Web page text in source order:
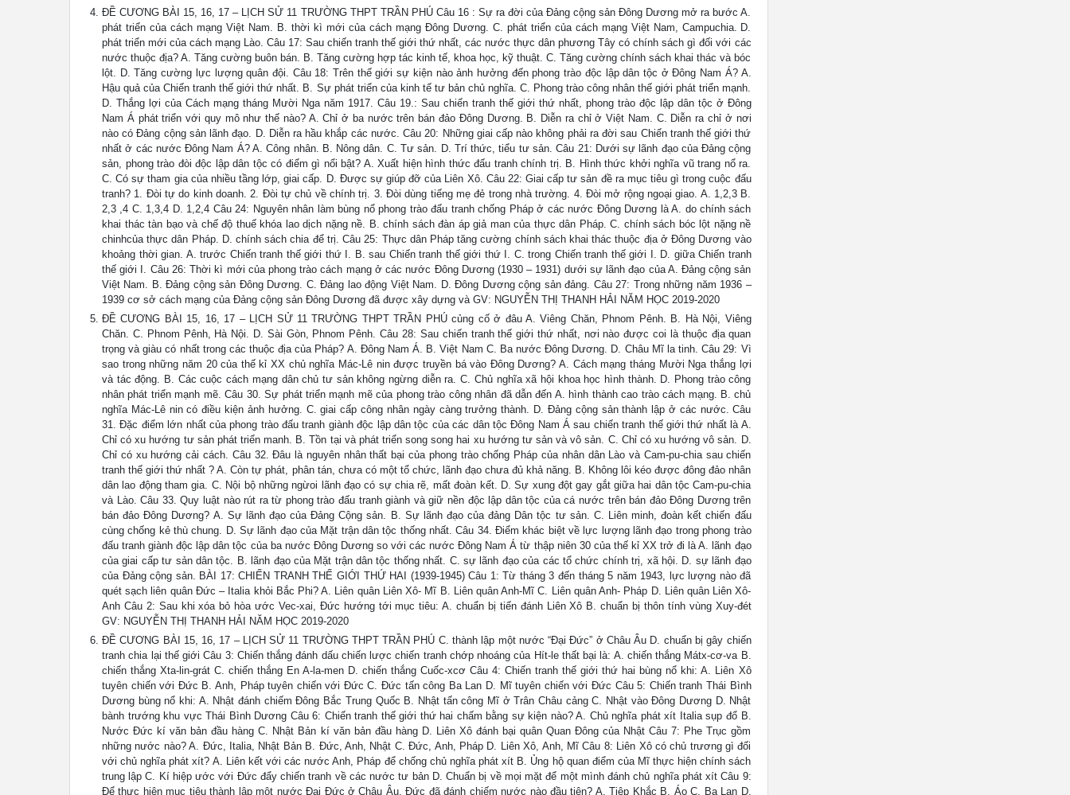
ĐỀ CƯƠNG BÀI 15, 16, 17 – LỊCH SỬ 11 TRƯỜNG THPT TRẦN PHÚ Câu 16 : Sự ra đời của Đảng cộng sản Đông Dương mở ra bước A.
phát triển của cách mạng Việt Nam. B. thời kì mới của cách mạng Đông Dương. C. phát triển của cách mạng Việt Nam, Campuchia. D.
phát triển mới của cách mạng Lào. Câu 17: Sau chiến tranh thế giới thứ nhất, các nước thực dân phương Tây có chính sách gì đối với các
nước thuộc địa? A. Tăng cường buôn bán. B. Tăng cường hợp tác kinh tế, khoa học, kỹ thuật. C. Tăng cường chính sách khai thác và bóc
lột. D. Tăng cường lực lượng quân đội. Câu 18: Trên thế giới sự kiện nào ảnh hưởng đến phong trào độc lập dân tộc ở Đông Nam Á? A.
Hậu quả của Chiến tranh thế giới thứ nhất. B. Sự phát triển của kinh tế tư bản chủ nghĩa. C. Phong trào công nhân thế giới phát triển mạnh.
D. Thắng lợi của Cách mạng tháng Mười Nga năm 1917. Câu 19.: Sau chiến tranh thế giới thứ nhất, phong trào độc lập dân tộc ở Đông
Nam Á phát triển với quy mô như thế nào? A. Chỉ ở ba nước trên bán đảo Đông Dương. B. Diễn ra chỉ ở Việt Nam. C. Diễn ra chỉ ở nơi
nào có Đảng cộng sản lãnh đạo. D. Diễn ra hầu khắp các nước. Câu 20: Những giai cấp nào không phải ra đời sau Chiến tranh thế giới thứ
nhất ở các nước Đông Nam Á? A. Công nhân. B. Nông dân. C. Tư sản. D. Trí thức, tiểu tư sản. Câu 21: Dưới sự lãnh đạo của Đảng cộng
sản, phong trào đòi độc lập dân tộc có điểm gì nổi bật? A. Xuất hiện hình thức đấu tranh chính trị. B. Hình thức khởi nghĩa vũ trang nổ ra.
C. Có sự tham gia của nhiều tầng lớp, giai cấp. D. Được sự giúp đỡ của Liên Xô. Câu 22: Giai cấp tư sản đề ra mục tiêu gì trong cuộc đấu
tranh? 1. Đòi tự do kinh doanh. 2. Đòi tự chủ về chính trị. 3. Đòi dùng tiếng mẹ đẻ trong nhà trường. 4. Đòi mở rộng ngoại giao. A. 1,2,3 B.
2,3 ,4 C. 1,3,4 D. 1,2,4 Câu 24: Nguyên nhân làm bùng nổ phong trào đấu tranh chống Pháp ở các nước Đông Dương là A. do chính sách
khai thác tàn bạo và chế độ thuế khóa lao dịch nặng nề. B. chính sách đàn áp giả man của thực dân Pháp. C. chính sách bóc lột nặng nề
chinhcủa thực dân Pháp. D. chính sách chia để trị. Câu 25: Thực dân Pháp tăng cường chính sách khai thác thuộc địa ở Đông Dương vào
khoảng thời gian. A. trước Chiến tranh thế giới thứ I. B. sau Chiến tranh thế giới thứ I. C. trong Chiến tranh thế giới I. D. giữa Chiến tranh
thế giới I. Câu 26: Thời kì mới của phong trào cách mạng ở các nước Đông Dương (1930 – 1931) dưới sự lãnh đạo của A. Đảng cộng sản
Việt Nam. B. Đảng cộng sản Đông Dương. C. Đảng lao động Việt Nam. D. Đông Dương cộng sản đảng. Câu 27: Trong những năm 1936 –
1939 cơ sở cách mạng của Đảng cộng sản Đông Dương đã được xây dựng và GV: NGUYỄN THỊ THANH HẢI NĂM HỌC 2019-2020
ĐỀ CƯƠNG BÀI 15, 16, 17 – LỊCH SỬ 11 TRƯỜNG THPT TRẦN PHÚ củng cố ở đâu A. Viêng Chăn, Phnom Pênh. B. Hà Nội, Viêng
Chăn. C. Phnom Pênh, Hà Nội. D. Sài Gòn, Phnom Pênh. Câu 28: Sau chiến tranh thế giới thứ nhất, nơi nào được coi là thuộc địa quan
trọng và giàu có nhất trong các thuộc địa của Pháp? A. Đông Nam Á. B. Việt Nam C. Ba nước Đông Dương. D. Châu Mĩ la tinh. Câu 29: Vì
sao trong những năm 20 của thế kỉ XX chủ nghĩa Mác-Lê nin được truyền bá vào Đông Dương? A. Cách mạng tháng Mười Nga thắng lợi
và tác động. B. Các cuộc cách mạng dân chủ tư sản không ngừng diễn ra. C. Chủ nghĩa xã hội khoa học hình thành. D. Phong trào công
nhân phát triển mạnh mẽ. Câu 30. Sự phát triển mạnh mẽ của phong trào công nhân đã dẫn đến A. hình thành cao trào cách mạng. B. chủ
nghĩa Mác-Lê nin có điều kiện ảnh hưởng. C. giai cấp công nhân ngày càng trưởng thành. D. Đảng cộng sản thành lập ở các nước. Câu
31. Đặc điểm lớn nhất của phong trào đấu tranh giành độc lập dân tộc của các dân tộc Đông Nam Á sau chiến tranh thế giới thứ nhất là A.
Chỉ có xu hướng tư sản phát triển manh. B. Tồn tại và phát triển song song hai xu hướng tư sản và vô sản. C. Chỉ có xu hướng vô sản. D.
Chỉ có xu hướng cải cách. Câu 32. Đâu là nguyên nhân thất bại của phong trào chống Pháp của nhân dân Lào và Cam-pu-chia sau chiến
tranh thế giới thứ nhất ? A. Còn tự phát, phân tán, chưa có một tổ chức, lãnh đạo chưa đủ khả năng. B. Không lôi kéo được đông đảo nhân
dân lao động tham gia. C. Nội bộ những ngừoi lãnh đạo có sự chia rẽ, mất đoàn kết. D. Sự xung đột gay gắt giữa hai dân tộc Cam-pu-chia
và Lào. Câu 33. Quy luật nào rút ra từ phong trào đấu tranh giành và giữ nền độc lập dân tộc của cá nước trên bán đảo Đông Dương trên
bán đảo Đông Dương? A. Sự lãnh đạo của Đảng Cộng sản. B. Sự lãnh đạo của đảng Dân tộc tư sản. C. Liên minh, đoàn kết chiến đấu
cùng chống kẻ thù chung. D. Sự lãnh đạo của Mặt trận dân tộc thống nhất. Câu 34. Điểm khác biệt về lực lượng lãnh đạo trong phong trào
đấu tranh giành độc lập dân tộc của ba nước Đông Dương so với các nước Đông Nam Á từ thập niên 30 của thế kỉ XX trở đi là A. lãnh đạo
của giai cấp tư sản dân tộc. B. lãnh đạo của Mặt trận dân tộc thống nhất. C. sự lãnh đạo của các tổ chức chính trị, xã hội. D. sự lãnh đạo
của Đảng cộng sản. BÀI 17: CHIẾN TRANH THẾ GIỚI THỨ HAI (1939-1945) Câu 1: Từ tháng 3 đến tháng 5 năm 1943, lực lượng nào đã
quét sạch liên quân Đức – Italia khỏi Bắc Phi? A. Liên quân Liên Xô- Mĩ B. Liên quân Anh-Mĩ C. Liên quân Anh- Pháp D. Liên quân Liên Xô-
Anh Câu 2: Sau khi xóa bỏ hòa ước Vec-xai, Đức hướng tới mục tiêu: A. chuẩn bị tiến đánh Liên Xô B. chuẩn bị thôn tính vùng Xuy-đét
GV: NGUYỄN THỊ THANH HẢI NĂM HỌC 2019-2020
ĐỀ CƯƠNG BÀI 15, 16, 17 – LỊCH SỬ 11 TRƯỜNG THPT TRẦN PHÚ C. thành lập một nước “Đại Đức” ở Châu Âu D. chuẩn bị gây chiến
tranh chia lại thế giới Câu 3: Chiến thắng đánh dấu chiến lược chiến tranh chớp nhoáng của Hít-le thất bại là: A. chiến thắng Mátx-cơ-va B.
chiến thắng Xta-lin-grát C. chiến thắng En A-la-men D. chiến thắng Cuốc-xcơ Câu 4: Chiến tranh thế giới thứ hai bùng nổ khi: A. Liên Xô
tuyên chiến với Đức B. Anh, Pháp tuyên chiến với Đức C. Đức tấn công Ba Lan D. Mĩ tuyên chiến với Đức Câu 5: Chiến tranh Thái Bình
Dương bùng nổ khi: A. Nhật đánh chiếm Đông Bắc Trung Quốc B. Nhật tấn công Mĩ ở Trân Châu cảng C. Nhật vào Đông Dương D. Nhật
bành trướng khu vực Thái Bình Dương Câu 6: Chiến tranh thế giới thứ hai chấm bằng sự kiện nào? A. Chủ nghĩa phát xít Italia sụp đổ B.
Nước Đức kí văn bản đầu hàng C. Nhật Bản kí văn bản đầu hàng D. Liên Xô đánh bại quân Quan Đông của Nhật Câu 7: Phe Trục gồm
những nước nào? A. Đức, Italia, Nhật Bản B. Đức, Anh, Nhật C. Đức, Anh, Pháp D. Liên Xô, Anh, Mĩ Câu 8: Liên Xô có chủ trương gì đối
với chủ nghĩa phát xít? A. Liên kết với các nước Anh, Pháp để chống chủ nghĩa phát xít B. Ủng hộ quan điểm của Mĩ thực hiện chính sách
trung lập C. Kí hiệp ước với Đức đẩy chiến tranh về các nước tư bản D. Chuẩn bị về mọi mặt để một mình đánh chủ nghĩa phát xít Câu 9:
Để thực hiện mục tiêu thành lập một nước Đại Đức ở Châu Âu, Đức đã đánh chiếm nước nào đầu tiên? A. Tiệp Khắc B. Áo C. Ba Lan D.